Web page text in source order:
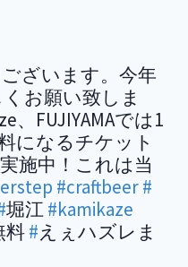
ざいます。今年
お願い致しま
、FUJIYAMAでは1
になるチケット
施中！これは当
#craftbeer#
堀江#kamikaze
料#えぇハズレま